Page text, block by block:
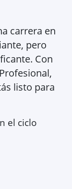
carrera en
pero
Con
listo para